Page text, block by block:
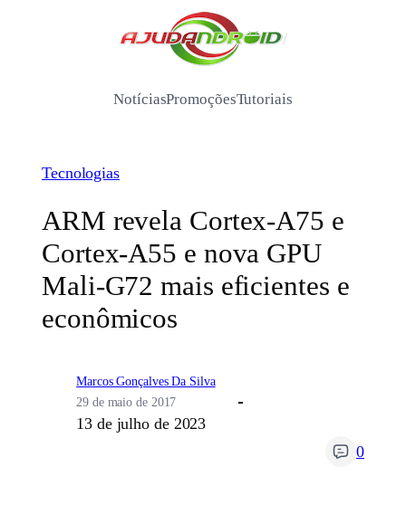
/
NotíciasPromoçõesTutoriais
Tecnologias
ARM revela Cortex-A75 e
Cortex-A55 e nova GPU
Mali-G72 mais eficientes e
econômicos
Marcos Gonçalves Da Silva
29 de maio de 2017
13 de julho de 2023
0